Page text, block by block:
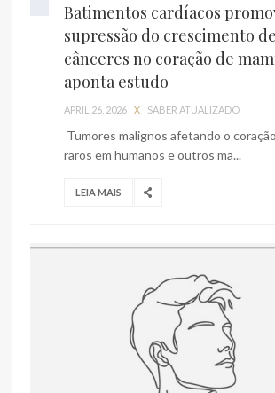
Batimentos cardíacos
supressão do crescimento de
cânceres no coração de
aponta estudo
APRIL 26, 2026 X SABER ATUALIZADO
Tumores malignos afetando o
raros em humanos e outros ma...
LEIA MAIS